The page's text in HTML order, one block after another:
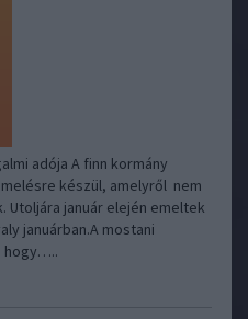
adója A finn kormány
készül, amelyről nem
január elején emeltek
januárban.A mostani
hogy…..